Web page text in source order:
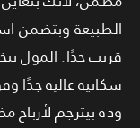
الطبيعة وبتضمن
قريب جدًا. المول
سكانية عالية جدًا
وده بيترجم